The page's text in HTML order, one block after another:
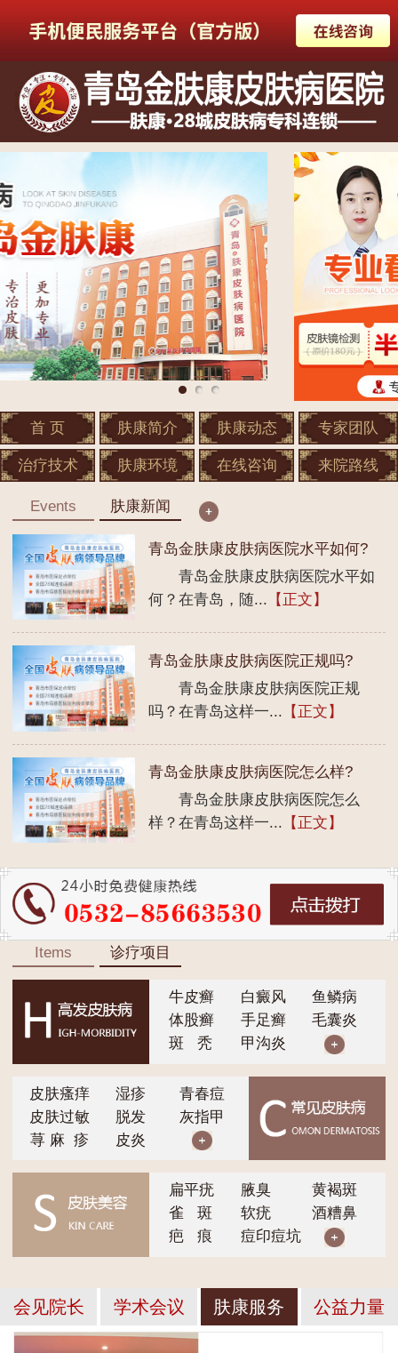
首 页 肤康简介 肤康动态 专家团队
治疗技术 肤康环境 在线咨询 来院路线
Events 肤康新闻
青岛金肤康皮肤病医院水平如何?
青岛金肤康皮肤病医院水平如
何？在青岛，随... 【正文】
青岛金肤康皮肤病医院正规吗?
青岛金肤康皮肤病医院正规
吗？在青岛这样一... 【正文】
青岛金肤康皮肤病医院怎么样?
青岛金肤康皮肤病医院怎么
样？在青岛这样一... 【正文】
Items 诊疗项目
牛皮癣 白癜风
鱼鳞病
体股癣
手足癣
毛囊炎
斑 秃
甲沟炎
皮肤瘙痒 湿疹
青春痘
皮肤过敏
脱发
灰指甲
荨 麻 疹
皮炎
扁平疣 腋臭
黄褐斑
雀 斑
软疣
酒糟鼻
疤 痕
痘印痘坑
会见院长 学术会议 肤康服务 公益力量